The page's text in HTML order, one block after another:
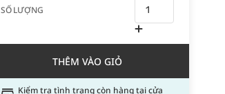
SỐ LƯỢNG
THÊM VÀO GIỎ
Kiểm tra tình trạng còn hàng tại cửa